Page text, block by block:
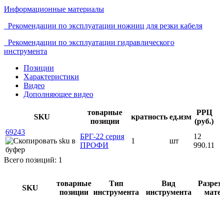
Информационные материалы
Рекомендации по эксплуатации ножниц для резки кабеля
Рекомендации по эксплуатации гидравлического
инструмента
Позиции
Характеристики
Видео
Дополняющее видео
SKU
товарные
позиции
кратность ед.изм
РРЦ
(руб.)
69243
БРГ-22 серия
ПРОФИ
1 шт
12
990.11
Всего позиций: 1
SKU
товарные
позиции
Тип
инструмента
Вид
инструмента